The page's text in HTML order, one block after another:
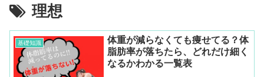
理想
基礎知識
体重が減らなくても痩せてる？体
脂肪率が落ちたら、どれだけ細く
なるかわかる一覧表